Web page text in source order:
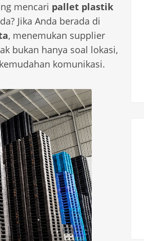
mencari pallet plastik
Jika Anda berada di
, menemukan supplier
bukan hanya soal lokasi,
komunikasi.